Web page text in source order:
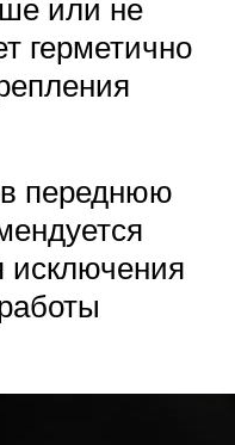
или не
герметично
переднюю
исключения